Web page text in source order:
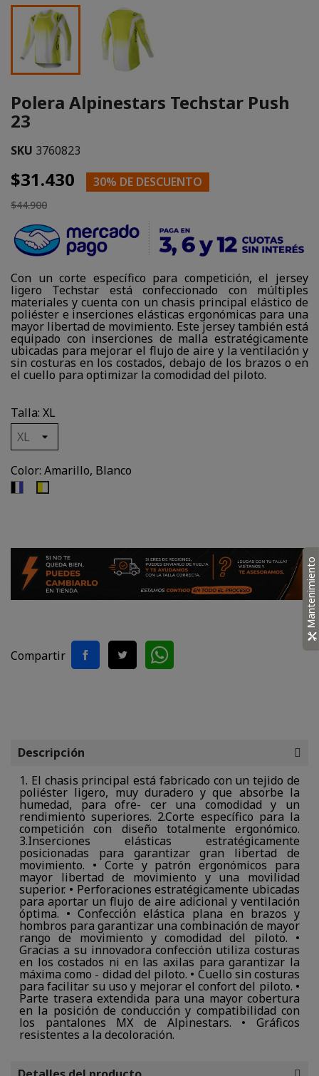
Polera Alpinestars Techstar Push
23
SKU 3760823
$31.430 30% DE DESCUENTO
$44.900
Con un corte específico para competición, el jersey
ligero Techstar está confeccionado con múltiples
materiales y cuenta con un chasis principal elástico de
poliéster e inserciones elásticas ergonómicas para una
mayor libertad de movimiento. Este jersey también está
equipado con inserciones de malla estratégicamente
ubicadas para mejorar el flujo de aire y la ventilación y
sin costuras en los costados, debajo de los brazos o en
el cuello para optimizar la comodidad del piloto.
Talla: XL
Color: Amarillo, Blanco
Negro,
Compartir
Descripción
1. El chasis principal está fabricado con un tejido de
poliéster ligero, muy duradero y que absorbe la
humedad, para ofre- cer una comodidad y un
rendimiento superiores. 2.Corte específico para la
competición con diseño totalmente ergonómico.
3.Inserciones elásticas estratégicamente
posicionadas para garantizar gran libertad de
movimiento. • Corte y patrón ergonómicos para
mayor libertad de movimiento y una movilidad
superior. • Perforaciones estratégicamente ubicadas
para aportar un flujo de aire adicional y ventilación
óptima. • Confección elástica plana en brazos y
hombros para garantizar una combinación de mayor
rango de movimiento y comodidad del piloto. •
Gracias a su innovadora confección utiliza costuras
en los costados ni en las axilas para garantizar la
máxima como - didad del piloto. • Cuello sin costuras
para facilitar su uso y mejorar el confort del piloto. •
Parte trasera extendida para una mayor cobertura
en la posición de conducción y compatibilidad con
los pantalones MX de Alpinestars. • Gráficos
resistentes a la decoloración.
Mantenimiento